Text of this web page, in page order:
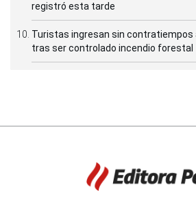
registró esta tarde
Turistas ingresan sin contratiempos
tras ser controlado incendio forestal